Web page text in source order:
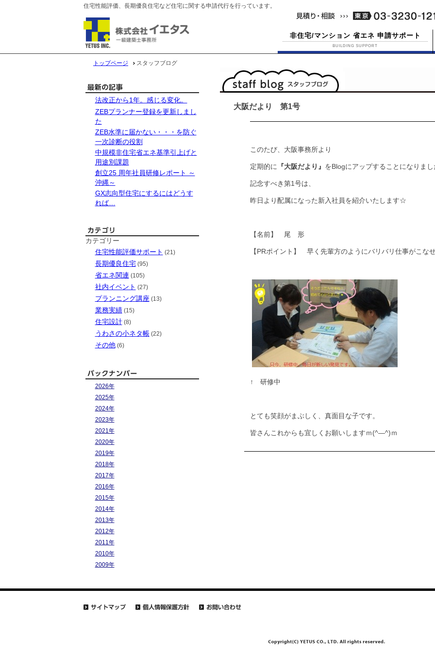
住宅性能評価、長期優良住宅など住宅に関する申請代行を行っています。
非住宅/マンション 省エネ 申請サポート
BUILDING SUPPORT
トップページ スタッフブログ
大阪だより 第1号
このたび、大阪事務所より
定期的に 『大阪だより』 をBlogにアップすることになりまし
記念すべき第1号は、
昨日より配属になった新入社員を紹介いたします☆
【名前】 尾 形
【PRポイント】 早く先輩方のようにバリバリ仕事がこな
↑ 研修中
とても笑顔がまぶしく、真面目な子です。
皆さんこれからも宜しくお願いしますｍ(^―^)ｍ
法改正から1年。感じる変化。
ZEBプランナー登録を更新しまし
た
ZEB水準に届かない・・・を防ぐ
一次診断の役割
中規模非住宅省エネ基準引上げと
用途別課題
創立25 周年社員研修レポート ～
沖縄～
GX志向型住宅にするにはどうす
れば…
カテゴリー
住宅性能評価サポート (21)
長期優良住宅(95)
省エネ関連 (105)
社内イベント (27)
プランニング講座 (13)
業務実績(15)
住宅設計(8)
うわさの小ネタ帳(22)
その他(6)
2026年
2025年
2024年
2023年
2021年
2020年
2019年
2018年
2017年
2016年
2015年
2014年
2013年
2012年
2011年
2010年
2009年